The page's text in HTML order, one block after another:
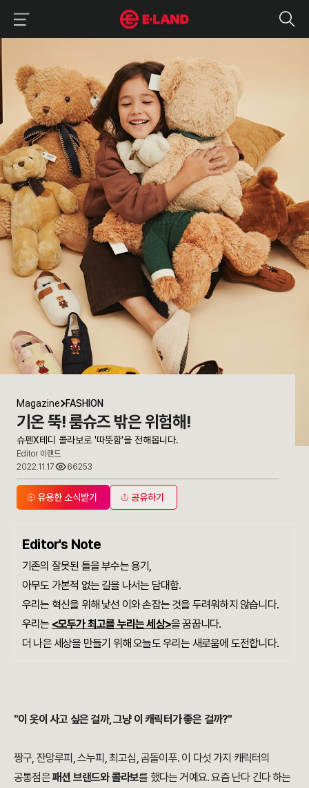
슈펜X테디 콜라보로 '따뜻함'을 전해봅니다.
매거진 상세보기
Magazine FASHION
기온 뚝! 룸슈즈 밖은 위험해!
슈펜X테디 콜라보로 '따뜻함'을 전해봅니다.
Editor 이랜드
2022.11.17
66253
유용한 소식받기 공유하기
Editor's Note
기존의 잘못된 틀을 부수는 용기,
아무도 가본적 없는 길을 나서는 담대함.
우리는 혁신을 위해 낯선 이와 손잡는 것을 두려워하지 않습니다.
우리는 <모두가 최고를 누리는 세상>을 꿈꿉니다.
더 나은 세상을 만들기 위해 오늘도 우리는 새로움에 도전합니다.
"이 옷이 사고 싶은 걸까, 그냥 이 캐릭터가 좋은 걸까?"
짱구, 잔망루피, 스누피, 최고심, 곰돌이푸. 이 다섯 가지 캐릭터의
공통점은패션 브랜드와 콜라보를 했다는 거예요. 요즘 난다 긴다 하는